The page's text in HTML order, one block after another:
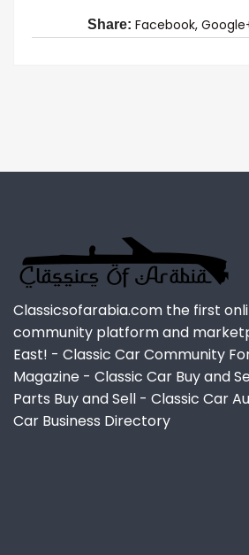
Share: Facebook,
Classicsofarabia.com the first
community platform and
East! - Classic Car Community
Magazine - Classic Car Buy and
Parts Buy and Sell - Classic Car
Car Business Directory